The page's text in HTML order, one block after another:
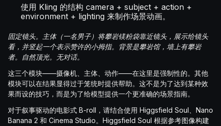
使用 Kling 的结构 camera + subject + action +
environment + lighting 来制作场景动画。
固定镜头。主体（一名男子）将攀岩镁粉袋靠近镜头，展示给镜头
看，并竖起一个表示赞许的小拇指。背景是攀岩馆，墙上有攀岩
者。自然顶光。无对话。
这三个模块——摄像机、主体、动作——在这里是强制性的。其他
模块可以在结果显得过于笼统时提供帮助。这不是为了达到某种效
果而设的技巧，而是为了给模型提供一个更准确的场景指南。
对于叙事驱动的电影式 B-roll，请结合使用 Higgsfield Soul、Nano
Banana 2 和 Cinema Studio。Higgsfield Soul 根据参考图像构建